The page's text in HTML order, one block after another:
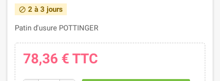
block 2 à 3 jours
Patin d'usure POTTINGER
78,36 € TTC